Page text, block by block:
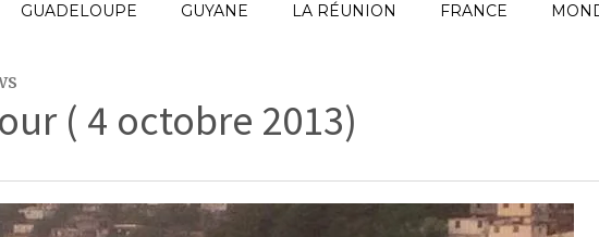
GUADELOUPE GUYANE LA RÉUNION FRANCE
( 4 octobre 2013)